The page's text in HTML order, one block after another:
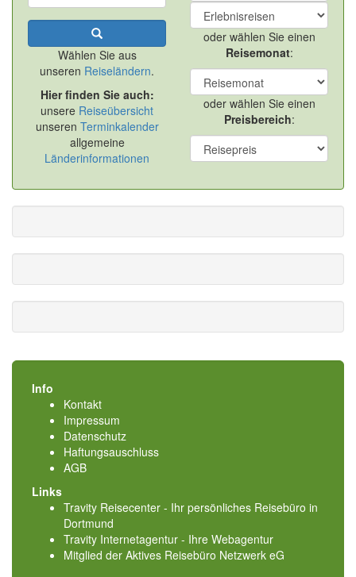
Wählen Sie aus
unseren Reiseländern.
Hier finden Sie auch:
unsere Reiseübersicht
unseren Terminkalender
allgemeine
Länderinformationen
oder wählen Sie einen
Reisemonat:
oder wählen Sie einen
Preisbereich:
Info
Kontakt
Impressum
Datenschutz
Haftungsauschluss
AGB
Links
Travity Reisecenter - Ihr persönliches Reisebüro in
Dortmund
Travity Internetagentur - Ihre Webagentur
Mitglied der Aktives Reisebüro Netzwerk eG